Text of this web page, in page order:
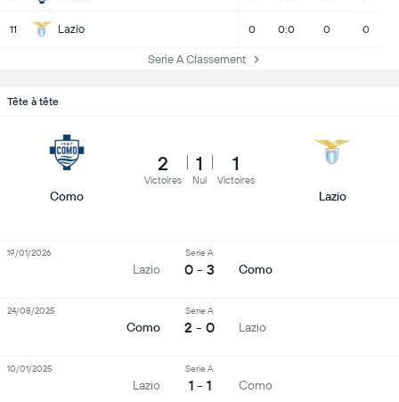
11 Lazio 0 0:0 0 0
Serie A Classement
Tête à tête
Como
2
Victoires
1
Nul
1
Victoires
Lazio
Lazio
Serie A
0 - 3 Como
19/01/2026
Como
Serie A
2 - 0 Lazio
24/08/2025
Lazio
Serie A
1 - 1 Como
10/01/2025